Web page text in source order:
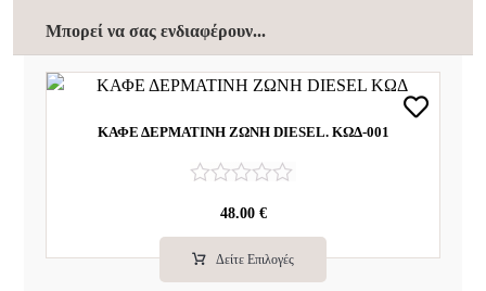
Μπορεί να σας ενδιαφέρουν...
ΚΑΦΕ ΔΕΡΜΑΤΙΝΗ ΖΩΝΗ DIESEL. ΚΩΔ-001
θ
μ
ο
48.00 €
Δείτε Επιλογές